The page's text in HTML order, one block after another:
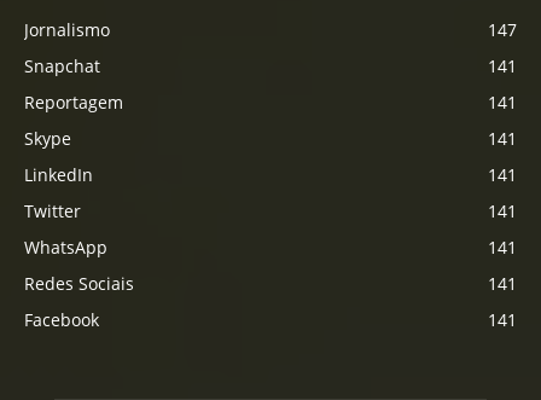
Jornalismo
147
Snapchat
141
Reportagem
141
Skype
141
LinkedIn
141
Twitter
141
WhatsApp
141
Redes Sociais
141
Facebook
141